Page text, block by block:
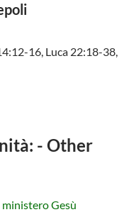
16, Luca 22:18-38,
- Other
Gesù